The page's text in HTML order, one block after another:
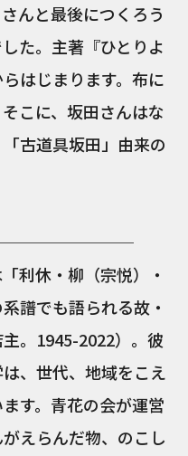
んと最後につくろう
た。主著『ひとりよ
はじまります。布に
こに、坂田さんはな
古道具坂田」由来の
利休・柳（宗悦）・
譜でも語られる故・
。1945-2022）。彼
、世代、地域をこえ
す。青花の会が運営
えらんだ物、のこし